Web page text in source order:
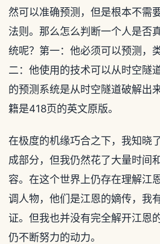
然可以准确预测，但是根本不需
法则。那么怎么判断一个人是否
统呢？第一：他必须可以预测，
二：他使用的技术可以从时空隧
的预测系统是从时空隧道破解出
籍是418页的英文原版。
在极度的机缘巧合之下，我知晓
成部分，但我仍然花了大量时间
容。在这个世界上仍存在理解江
调人物，他们是江恩的嫡传，我
证。但我也并没有完全解开江恩
仍不断努力的动力。